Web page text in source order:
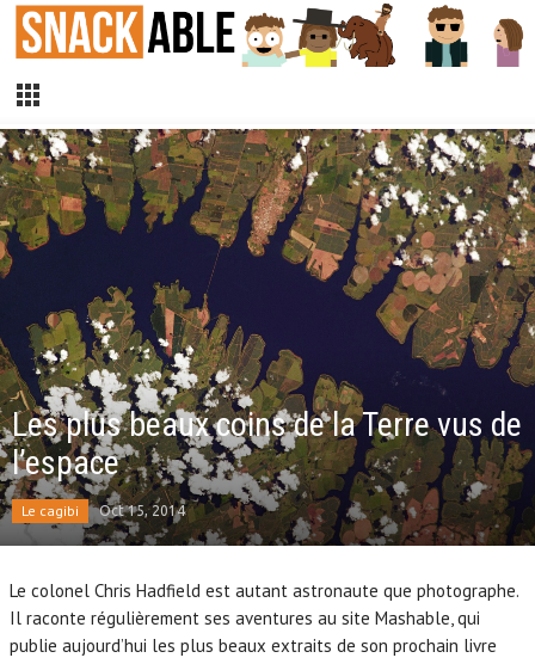
Les plus beaux coins de la Terre vus de
l’espace
Le cagibi Oct 15, 2014
Le colonel Chris Hadfield est autant astronaute que photographe.
Il raconte régulièrement ses aventures au site Mashable, qui
publie aujourd’hui les plus beaux extraits de son prochain livre